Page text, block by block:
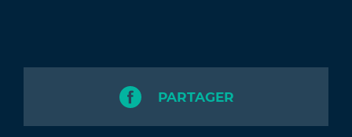
PARTAGER